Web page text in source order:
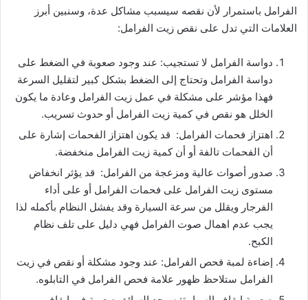
الفرامل باستمرار لأن نقصه سيسبب مشاكل عدة، وسنبين أبرز
العلامات التي تدل على نقص زيت الفرامل:
دواسة الفرامل لا تستجيب: عند وجود صعوبة في الضغط على
دواسة الفرامل وتحتاج إلى الضغط بشكل كبير لتقليل السرعة
فهذا مؤشر على مشكلة في عمل زيت الفرامل وعادة ما يكون
الخلل هو نقص في كمية زيت الفرامل أو حدوث تسريب.
اهتزاز فحمات الفرامل: قد يكون اهتزاز الفحمات إشارة على
أن الفحمات تالفة أو أن كمية زيت الفرامل منخفضة.
صدور أصوات عالية ومزعجة من الفرامل: قد يؤثر انخفاض
مستوى زيت الفرامل على فحمات الفرامل أو على أداء
الفرجار ويقلل من سرعة السيارة وقد يفشل النظام بأكمله لذا
يجب عدم اهمال صوت الفرامل فهي دليل على تلف نظام
الكبح.
إضاءة لمبة فحص الفرامل: عند وجود مشكلة أو نقص في زيت
الفرامل ستلاحظ ظهور علامة فحص الفرامل في التابلوه.